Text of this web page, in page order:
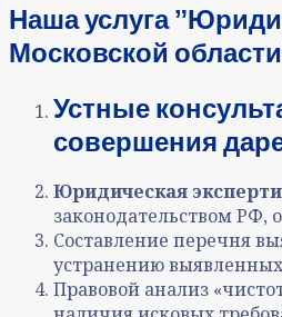
Наша услуга
Московской
Устные
совершения
Юридическая
законодательством РФ,
Составление перечня
устранению
Правовой анализ